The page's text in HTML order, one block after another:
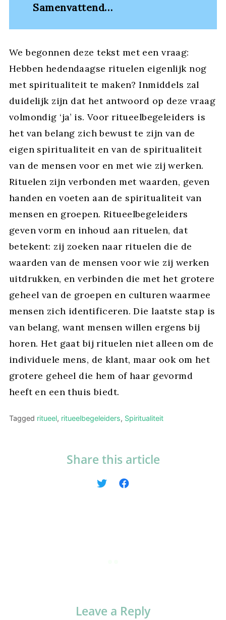
Samenvattend…
We begonnen deze tekst met een vraag:
Hebben hedendaagse rituelen eigenlijk nog
met spiritualiteit te maken? Inmiddels zal
duidelijk zijn dat het antwoord op deze vraag
volmondig ‘ja’ is. Voor ritueelbegeleiders is
het van belang zich bewust te zijn van de
eigen spiritualiteit en van de spiritualiteit
van de mensen voor en met wie zij werken.
Rituelen zijn verbonden met waarden, geven
handen en voeten aan de spiritualiteit van
mensen en groepen. Ritueelbegeleiders
geven vorm en inhoud aan rituelen, dat
betekent: zij zoeken naar rituelen die de
waarden van de mensen voor wie zij werken
uitdrukken, en verbinden die met het grotere
geheel van de groepen en culturen waarmee
mensen zich identificeren. Die laatste stap is
van belang, want mensen willen ergens bij
horen. Het gaat bij rituelen niet alleen om de
individuele mens, de klant, maar ook om het
grotere geheel die hem of haar gevormd
heeft en een thuis biedt.
Tagged ritueel, ritueelbegeleiders, Spiritualiteit
Share this article
Leave a Reply